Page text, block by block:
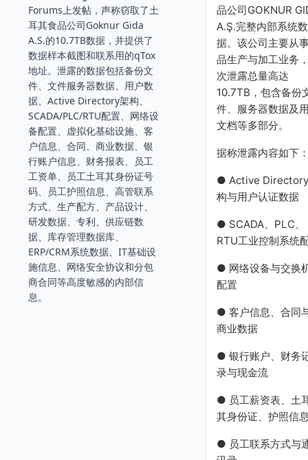
Forums上发帖，声称窃取了土
耳其食品公司Goknur Gida
A.S.的10.7TB数据，并提供了
数据样本截图和联系用的qTox
地址。泄露的数据包括备份文
件、文件服务器数据、用户数
据、Active Directory架构、
SCADA/PLC/RTU配置、网络设
备配置、虚拟化基础设施、客
户信息、合同、商业数据、银
行账户信息、财务报表、员工
工资单、员工土耳其身份证号
码、员工护照信息、高管联系
方式、生产配方、产品设计、
研发数据、专利、供应链数
据、库存管理数据库、
ERP/CRM系统数据、IT基础设
施信息、网络安全协议和分包
商合同等高度敏感的内部信
息。
品公司GOKNUR
A.Ş.完整内部系统数
据。该公司主要从
品生产与加工业务
次泄露总量高达
10.7TB，包含备份
件、服务器数据及
文档等多部分。
据称泄露内容如下
● Active
构与用户认证数据
● SCADA、PLC、
RTU工业控制系统
● 网络设备与交换
配置
● 客户信息、合同
商业数据
● 银行账户、财务
录与现金流
● 员工薪资表、土
其身份证、护照信
● 员工联系方式与